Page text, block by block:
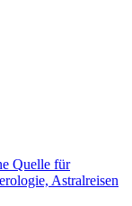
Quelle für
Astralreisen